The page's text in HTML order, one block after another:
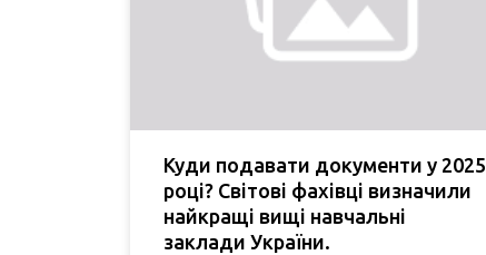
Куди подавати документи у 2025
році? Світові фахівці визначили
найкращі вищі навчальні
заклади України.